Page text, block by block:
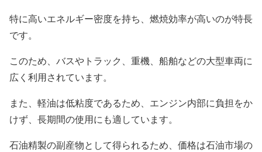
特に高いエネルギー密度を持ち、燃焼効率が高いのが特長
です。
このため、バスやトラック、重機、船舶などの大型車両に
広く利用されています。
また、軽油は低粘度であるため、エンジン内部に負担をか
けず、長期間の使用にも適しています。
石油精製の副産物として得られるため、価格は石油市場の